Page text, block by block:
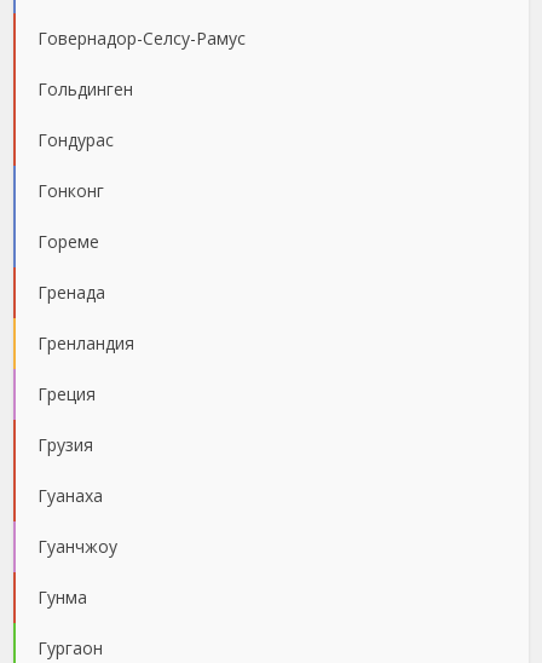
Говернадор-Селсу-Рамус
Гольдинген
Гондурас
Гонконг
Гореме
Гренада
Гренландия
Греция
Грузия
Гуанаха
Гуанчжоу
Гунма
Гургаон